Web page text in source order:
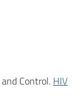
Control. HIV